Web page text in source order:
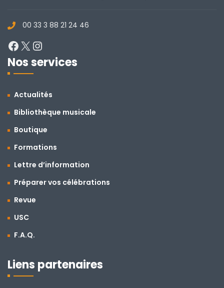
00 33 3 88 21 24 46
Facebook
X
Nos services
Actualités
Bibliothèque musicale
Boutique
Formations
Lettre d’information
Préparer vos célébrations
Revue
USC
F.A.Q.
Liens partenaires